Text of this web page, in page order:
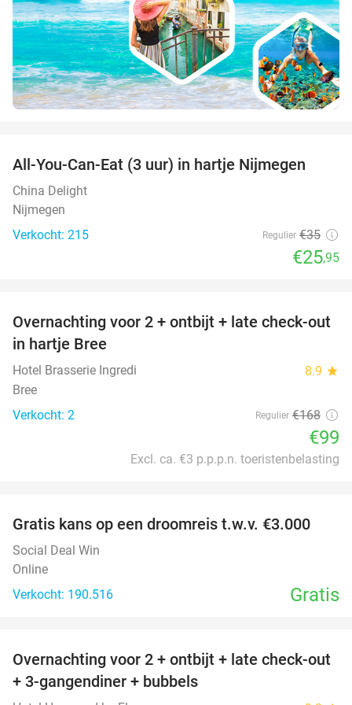
26%
All-You-Can-Eat (3 uur) in hartje Nijmegen
China Delight
Nijmegen
Verkocht: 215
Regulier €35
€25,95
41%
TODAY
Overnachting voor 2 + ontbijt + late check-out
in hartje Bree
Hotel Brasserie Ingredi 8.9 star
Bree
Verkocht: 2
Regulier €168
€99
Excl. ca. €3 p.p.p.n. toeristenbelasting
Gratis kans op een droomreis t.w.v. €3.000
Social Deal Win
Online
Verkocht: 190.516
Gratis
46%
Overnachting voor 2 + ontbijt + late check-out
+ 3-gangendiner + bubbels